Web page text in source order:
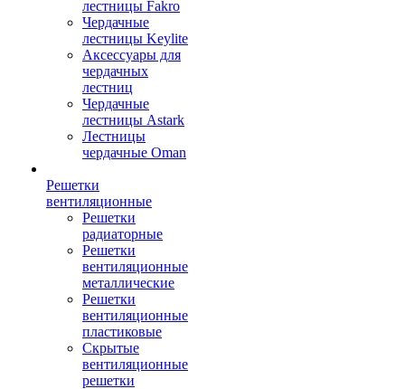
лестницы Fakro
Чердачные
лестницы Keylite
Аксессуары для
чердачных
лестниц
Чердачные
лестницы Astark
Лестницы
чердачные Oman
Решетки
вентиляционные
Решетки
радиаторные
Решетки
вентиляционные
металлические
Решетки
вентиляционные
пластиковые
Скрытые
вентиляционные
решетки